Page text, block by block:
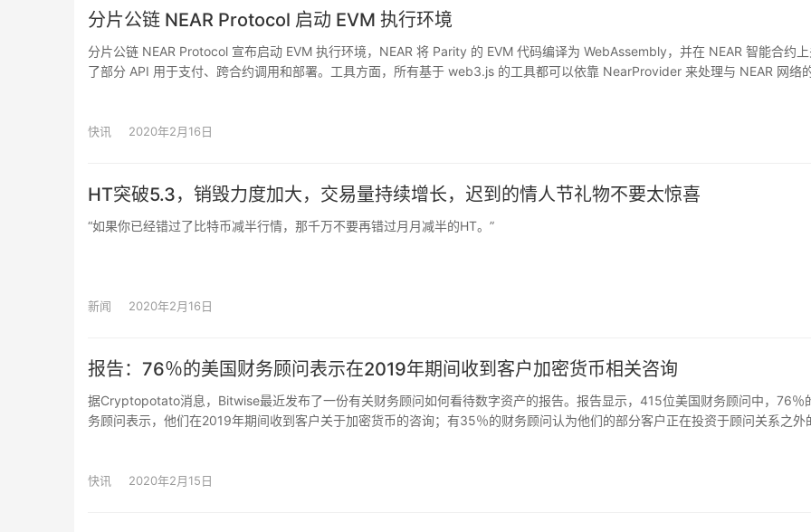
分片公链 NEAR Protocol 启动 EVM 执行环境
分片公链 NEAR Protocol 宣布启动 EVM 执行环境，NEAR 将 Parity 的 EVM 代码编译为 WebAssembly，并在 NEAR 智能合约
了部分 API 用于支付、跨合约调用和部署。工具方面，所有基于 web3.js 的工具都可以依靠 NearProvider 来处理与 NEAR 网络
快讯 2020年2月16日
HT突破5.3，销毁力度加大，交易量持续增长，迟到的情人节礼物不要太惊喜
“如果你已经错过了比特币减半行情，那千万不要再错过月月减半的HT。”
新闻 2020年2月16日
报告：76％的美国财务顾问表示在2019年期间收到客户加密货币相关咨询
据Cryptopotato消息，Bitwise最近发布了一份有关财务顾问如何看待数字资产的报告。报告显示，415位美国财务顾问中，76％
务顾问表示，他们在2019年期间收到客户关于加密货币的咨询；有35％的财务顾问认为他们的部分客户正在投资于顾问关系之外
快讯 2020年2月15日